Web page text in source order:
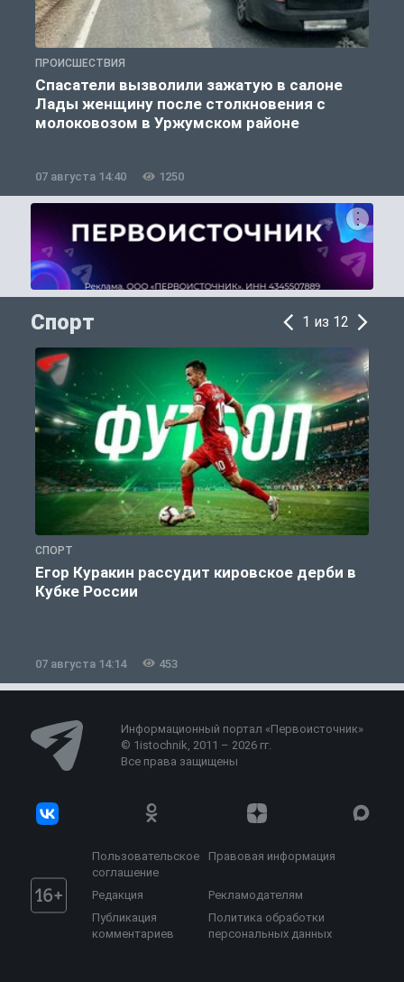
ПРОИСШЕСТВИЯ
Спасатели вызволили зажатую в салоне
Лады женщину после столкновения с
молоковозом в Уржумском районе
07 августа 14:40 1250
Спорт 1 из 12
СПОРТ
Егор Куракин рассудит кировское дерби в
Кубке России
07 августа 14:14 453
Информационный портал «Первоисточник»
© 1istochnik, 2011 – 2026 гг.
Все права защищены
Пользовательское
соглашение
Правовая информация
Редакция
Рекламодателям
Публикация
комментариев
Политика обработки
персональных данных